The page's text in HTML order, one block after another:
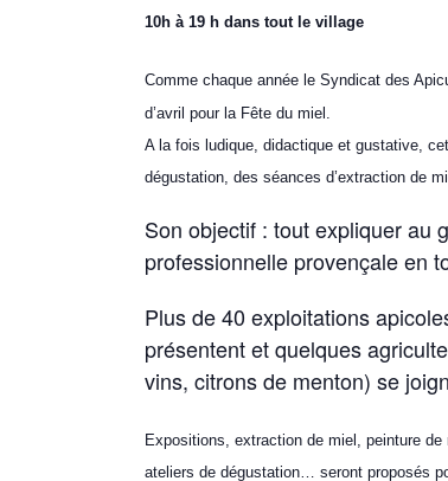
10h à 19 h dans tout le village
Comme chaque année le Syndicat des
d’avril pour la Fête du miel.
A la fois ludique, didactique et gustative,
dégustation, des séances d’extraction de
Son objectif : tout expliquer au
professionnelle provençale en
Plus de 40 exploitations
présentent et quelques
vins, citrons de menton) se
Expositions, extraction de miel, peinture
ateliers de dégustation… seront proposés